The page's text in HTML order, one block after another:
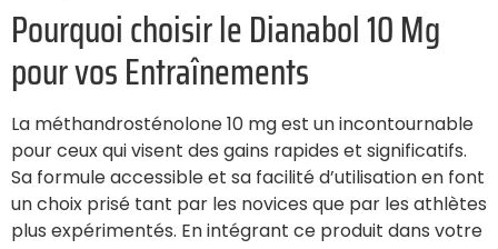
Pourquoi choisir le Dianabol 10 Mg
pour vos Entraînements
La méthandrosténolone 10 mg est un incontournable
pour ceux qui visent des gains rapides et significatifs.
Sa formule accessible et sa facilité d’utilisation en font
un choix prisé tant par les novices que par les athlètes
plus expérimentés. En intégrant ce produit dans votre